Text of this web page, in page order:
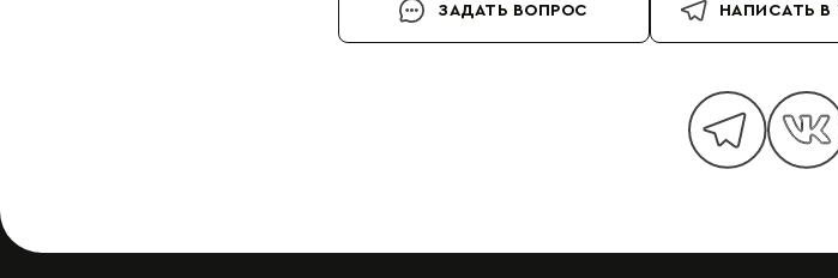
ЗАДАТЬ ВОПРОС НАПИСАТЬ В